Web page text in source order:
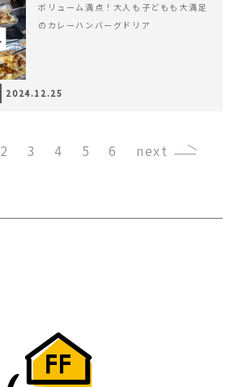
ボリューム満点！大人も子どもも大満足
のカレーハンバーグドリア
2024.12.25
2 3 4 5 6 ›